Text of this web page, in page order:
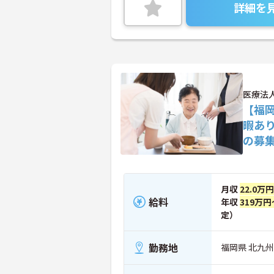
詳細を
医療法
【
暇あ
の募
給料
月収 22.0万
年収319万
定）
勤務地 福岡県 北九